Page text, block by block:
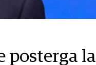
posterga la